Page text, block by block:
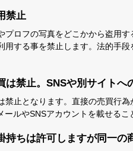
禁止
プロフの写真をどこかから盗用
用する事を禁止します。法的手
は禁止。SNSや別サイトへ
禁止となります。直接の売買行
ールやSNSアカウントを載せるこ
持ちは許可しますが同一の